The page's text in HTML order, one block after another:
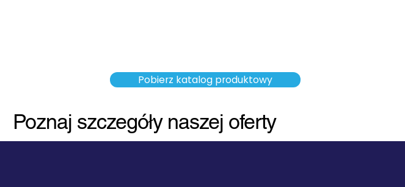
Pobierz katalog produktowy
Poznaj szczegóły naszej oferty